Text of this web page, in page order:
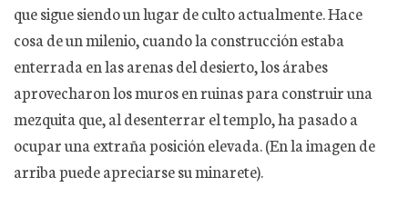
que sigue siendo un lugar de culto actualmente. Hace
cosa de un milenio, cuando la construcción estaba
enterrada en las arenas del desierto, los árabes
aprovecharon los muros en ruinas para construir una
mezquita que, al desenterrar el templo, ha pasado a
ocupar una extraña posición elevada. (En la imagen de
arriba puede apreciarse su minarete).